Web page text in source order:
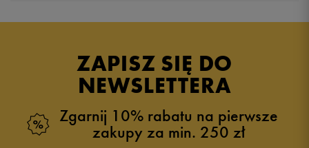
ZAPISZ SIĘ DO
NEWSLETTERA
Zgarnij 10% rabatu na pierwsze
zakupy za min. 250 zł